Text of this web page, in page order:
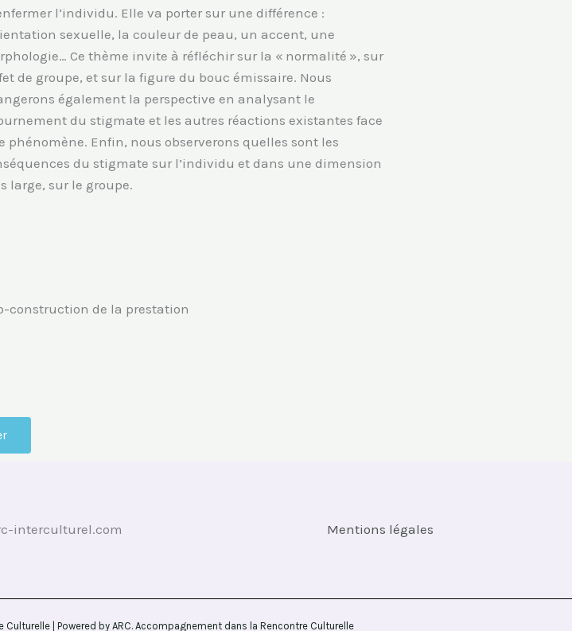
l’individu. Elle va porter sur une différence :
sexuelle, la couleur de peau, un accent, une
Ce thème invite à réfléchir sur la « normalité », sur
de groupe, et sur la figure du bouc émissaire. Nous
également la perspective en analysant le
du stigmate et les autres réactions existantes face
phénomène. Enfin, nous observerons quelles sont les
du stigmate sur l’individu et dans une dimension
large, sur le groupe.
construction de la prestation
interculturel.com Mentions légales
| Powered by ARC. Accompagnement dans la Rencontre Culturelle